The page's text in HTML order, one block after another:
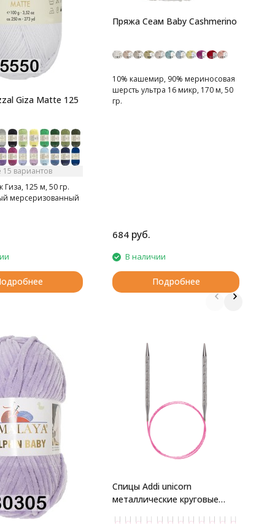
Giza Matte 125
15 вариантов
Гиза, 125 м, 50 гр.
мерсеризованный
Пряжа Сеам Baby Cashmerino
10% кашемир, 90% мериносовая
шерсть ультра 16 микр, 170 м, 50
гр.
684 руб.
В наличии
Подробнее
Спицы Addi unicorn
металлические круговые